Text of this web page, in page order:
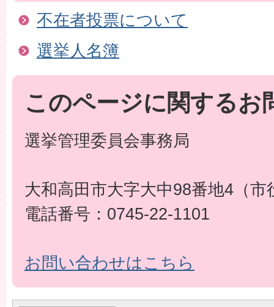
不在者投票について
選挙人名簿
このページに関するお
選挙管理委員会事務局
大和高田市大字大中98番地4（市
電話番号：0745-22-1101
お問い合わせはこちら